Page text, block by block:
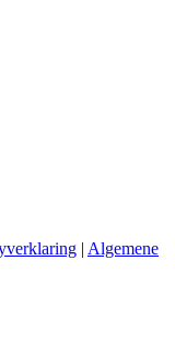
| Algemene